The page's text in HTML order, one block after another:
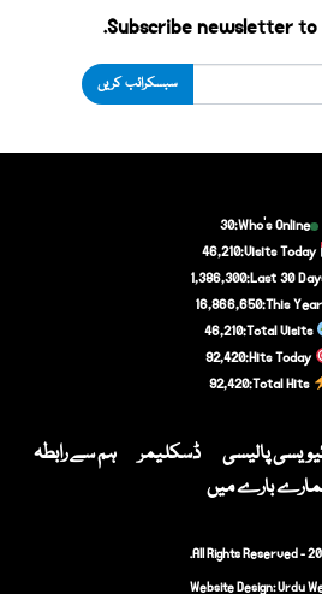
Subscribe newsletter to
سبسکرائب کریں
Who's Online:
30
Visits Today:
46,210
1,386,300
16,866,650
Total Visits:
46,210
Hits Today:
92,420
Total Hits:
92,420
پالیسی ڈسکلیمر
ہم سے رابطہ
بارے میں
Website Design:Urdu